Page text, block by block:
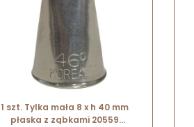
1 szt. Tylka mała 8 x h 40 mm
płaska z ząbkami 20559